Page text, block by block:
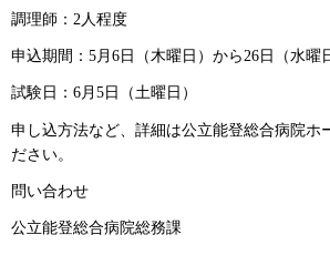
調理師：2人程度
申込期間：5月6日（木曜日）から26日（水曜
試験日：6月5日（土曜日）
申し込方法など、詳細は公立能登総合病院ホ
ださい。
問い合わせ
公立能登総合病院総務課